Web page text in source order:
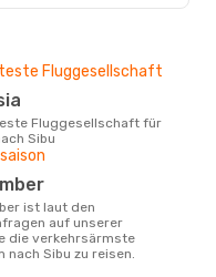
Fluggesellschaft
Sibu
auf unserer
die verkehrsärmste
nach Sibu zu reisen.